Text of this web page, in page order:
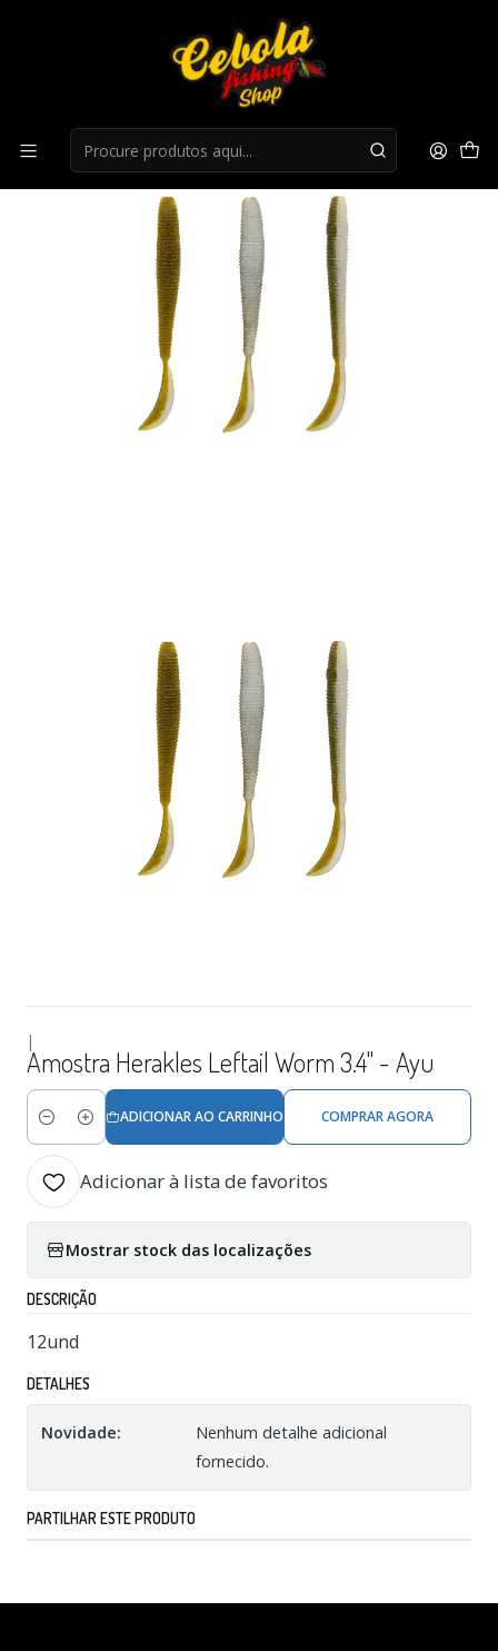
Amostra Herakles Leftail Worm 3.4" - Ayu
|
Amostra Herakles Leftail Worm 3.4" - Ayu
Quantidade
ADICIONAR AO CARRINHO COMPRAR AGORA
Adicionar à lista de favoritos
Mostrar stock das localizações
DESCRIÇÃO
12und
DETALHES
Novidade:
Nenhum detalhe adicional
fornecido.
PARTILHAR ESTE PRODUTO